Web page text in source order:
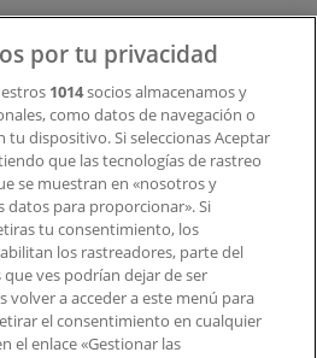
y de marketing
en el mapa
en la web o en la
por tu privacidad
1014socios almacenamos y
como datos de navegación o
tu dispositivo. Si seleccionas Aceptar
que las tecnologías de rastreo
se muestran en «nosotros y
para proporcionar». Si
tu consentimiento, los
los rastreadores, parte del
ves podrían dejar de ser
volver a acceder a este menú para
el consentimiento en cualquier
el enlace «Gestionar las